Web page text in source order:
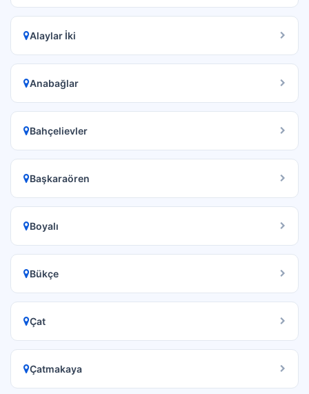
Alaylar İki
Anabağlar
Bahçelievler
Başkaraören
Boyalı
Bükçe
Çat
Çatmakaya